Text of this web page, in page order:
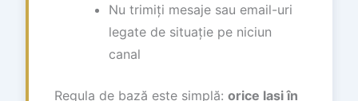
Nu trimiți mesaje sau email-uri
legate de situație pe niciun
canal
Regula de bază este simplă: orice lași în